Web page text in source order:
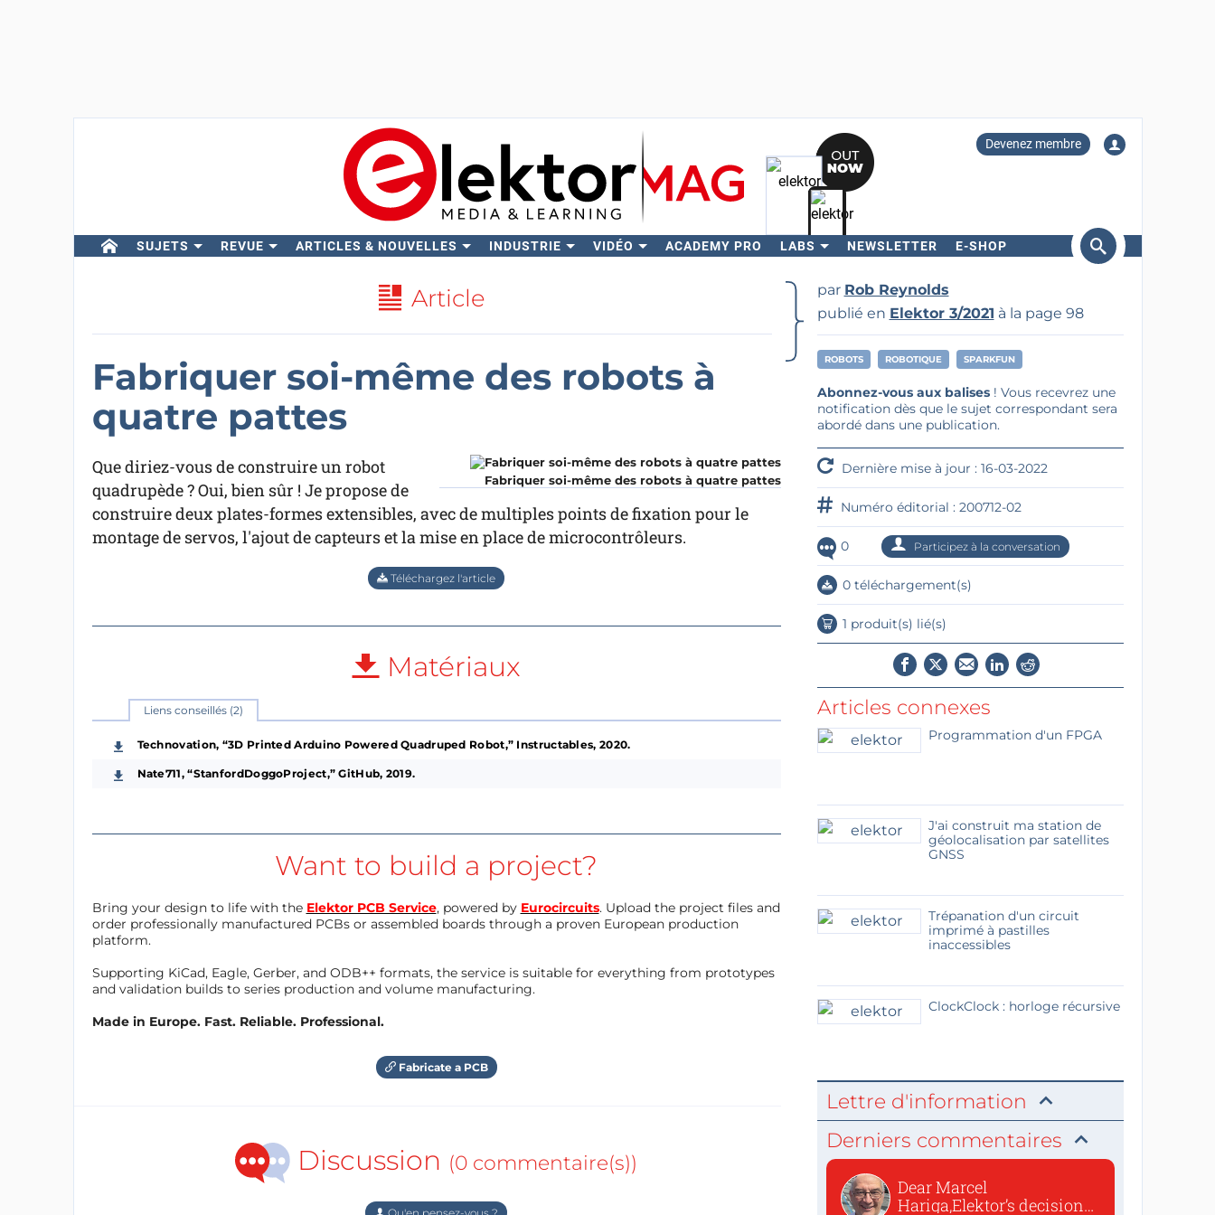
Devenez membre
SUJETS REVUE ARTICLES & NOUVELLES INDUSTRIE VIDÉO ACADEMY PRO LABS NEWSLETTER E-SHOP
Rechercher
Article
Fabriquer soi-même des robots à
quatre pattes
Fabriquer soi-même des robots à quatre pattes
Que diriez-vous de construire un robot
quadrupède ? Oui, bien sûr ! Je propose de
construire deux plates-formes extensibles, avec de multiples points de fixation pour le
montage de servos, l'ajout de capteurs et la mise en place de microcontrôleurs.
Téléchargez l'article
Matériaux
Liens conseillés (2)
Technovation, “3D Printed Arduino Powered Quadruped Robot,” Instructables, 2020.
Nate711, “StanfordDoggoProject,” GitHub, 2019.
Want to build a project?
Bring your design to life with the Elektor PCB Service, powered by Eurocircuits. Upload the project files and
order professionally manufactured PCBs or assembled boards through a proven European production
platform.
Supporting KiCad, Eagle, Gerber, and ODB++ formats, the service is suitable for everything from prototypes
and validation builds to series production and volume manufacturing.
Made in Europe. Fast. Reliable. Professional.
Fabricate a PCB
Discussion (0 commentaire(s))
par Rob Reynolds
publié en Elektor 3/2021 à la page 98
ROBOTS ROBOTIQUE SPARKFUN
Abonnez-vous aux balises! Vous recevrez une
notification dès que le sujet correspondant sera
abordé dans une publication.
Dernière mise à jour : 16-03-2022
Numéro éditorial : 200712-02
0 Participez à la conversation
0 téléchargement(s)
1 produit(s) lié(s)
Articles connexes
Programmation d'un FPGA
J'ai construit ma station de
géolocalisation par satellites
GNSS
Trépanation d'un circuit
imprimé à pastilles
inaccessibles
ClockClock : horloge récursive
Lettre d'information
Derniers commentaires
Dear Marcel
Hariga,Elektor’s decision